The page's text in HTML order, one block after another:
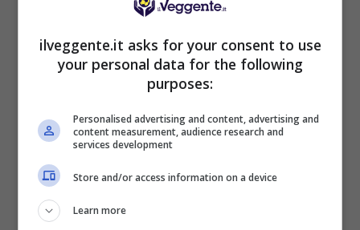
BONUS BENVENUTO GOLDBET: 2.050€
Fino a 2050€ sport e casino
Per i nuovi registrati: 100% fino a 2.000€ in Bonus
2050€
VERIFICA
ilveggente.it asks for your consent to use
your personal data for the following
purposes:
Personalised advertising and content, advertising and
content measurement, audience research and
services development
Store and/or access information on a device
Learn more